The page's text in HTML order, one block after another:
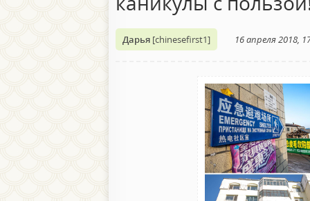
Дарья[chinesefirst1] 16 апреля 2018,